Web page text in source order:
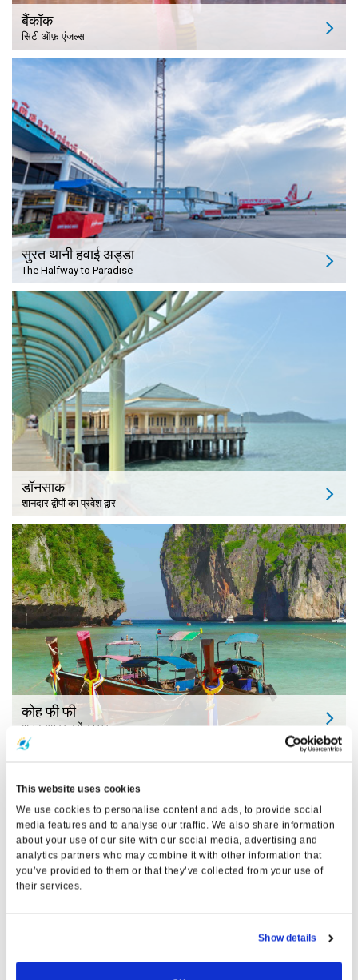
This website uses cookies
We use cookies to personalise content and ads, to provide social
media features and to analyse our traffic. We also share information
about your use of our site with our social media, advertising and
analytics partners who may combine it with other information that
you’ve provided to them or that they’ve collected from your use of
their services.
Show details
बैंकॉक
सिटी ऑफ़ एंजल्स
सुरत थानी हवाई अड्डा
The Halfway to Paradise
डॉनसाक
शानदार द्वीपों का प्रवेश द्वार
कोह फी फी
अद्भुत समुद्र तटों का घर
अंडमान का मोती